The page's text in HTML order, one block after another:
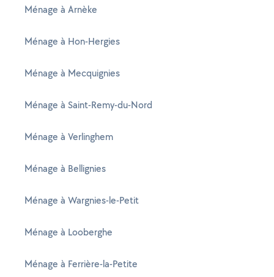
Ménage à Arnèke
Ménage à Hon-Hergies
Ménage à Mecquignies
Ménage à Saint-Remy-du-Nord
Ménage à Verlinghem
Ménage à Bellignies
Ménage à Wargnies-le-Petit
Ménage à Looberghe
Ménage à Ferrière-la-Petite